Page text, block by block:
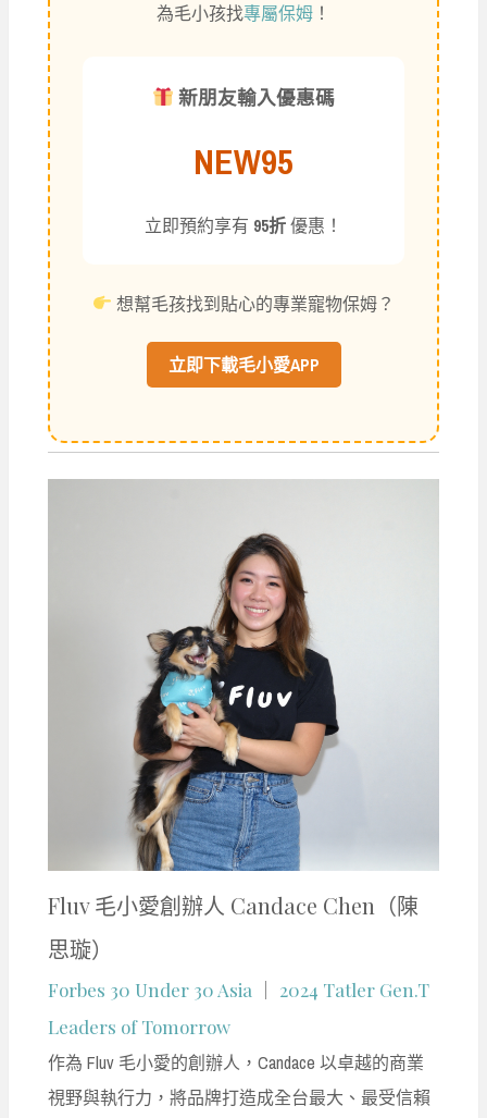
為毛小孩找專屬保姆 ！
新朋友輸入優惠碼
NEW95
立即預約享有 95折優惠！
想幫毛孩找到貼心的專業寵物保姆？
立即下載毛小愛APP
Fluv 毛小愛創辦人 Candace Chen（陳
思璇）
Forbes 30 Under 30 Asia ｜ 2024 Tatler Gen.T
Leaders of Tomorrow
作為 Fluv 毛小愛的創辦人，Candace 以卓越的商業
視野與執行力，將品牌打造成全台最大、最受信賴